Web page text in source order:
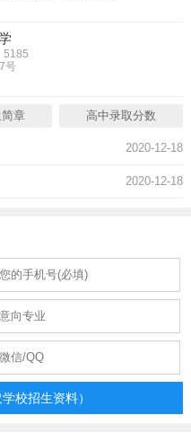
5185
号
章 高中录取分数
2020-12-18
2020-12-18
校招生资料）